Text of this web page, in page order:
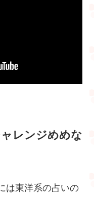
レンジめめな
は東洋系の占いの